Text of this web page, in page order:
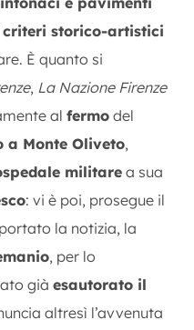
criteri storico-artistici
È quanto si
, La Nazione Firenze
al fermo del
a Monte Oliveto,
militare a sua
: vi è poi, prosegue il
la notizia, la
, per lo
già esautorato il
altresì l’avvenuta